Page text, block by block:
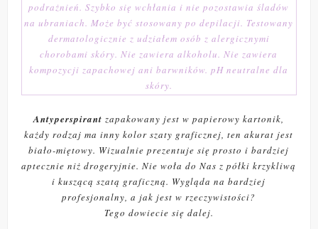
podrażnień. Szybko się wchłania i nie pozostawia śladów
na ubraniach. Może być stosowany po depilacji. Testowany
dermatologicznie z udziałem osób z alergicznymi
chorobami skóry. Nie zawiera alkoholu. Nie zawiera
kompozycji zapachowej ani barwników. pH neutralne dla
skóry.
Antyperspirant zapakowany jest w papierowy kartonik,
każdy rodzaj ma inny kolor szaty graficznej, ten akurat jest
biało-miętowy. Wizualnie prezentuje się prosto i bardziej
aptecznie niż drogeryjnie. Nie woła do Nas z półki krzykliwą
i kuszącą szatą graficzną. Wygląda na bardziej
profesjonalny, a jak jest w rzeczywistości?
Tego dowiecie się dalej.